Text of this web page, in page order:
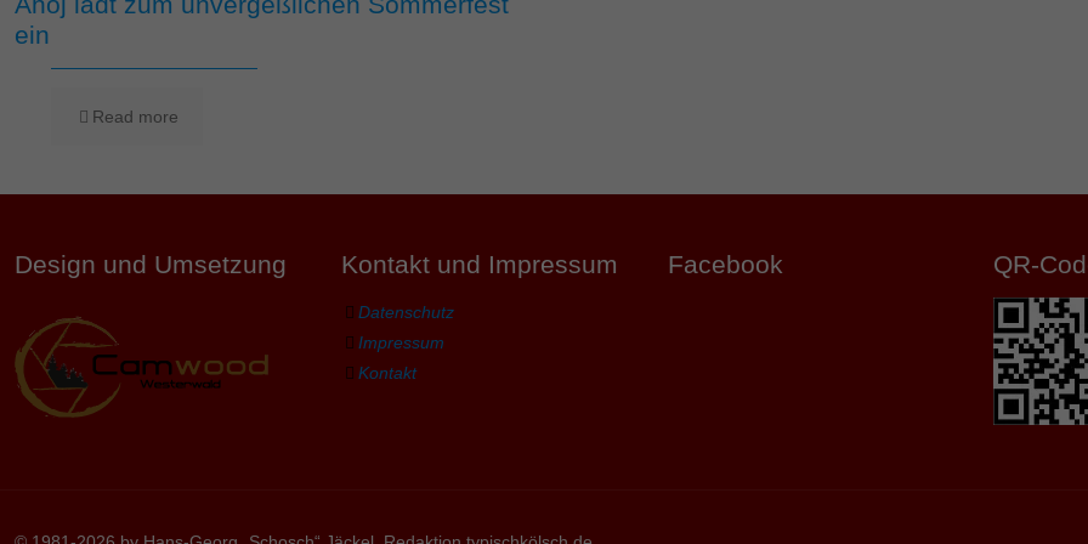
ein
Read more
Design und Umsetzung Kontakt und Impressum
Datenschutz
Impressum
Kontakt
Facebook QR-